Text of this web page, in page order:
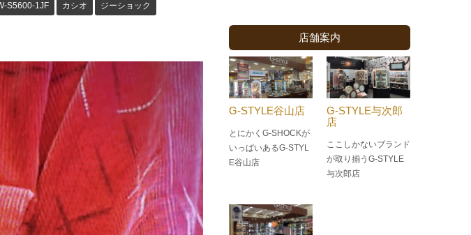
S5600-1JF カシオ ジーショック
店舗案内
G-STYLE谷山店
とにかくG-SHOCKが
いっぱいあるG-STYL
E谷山店
G-STYLE与次郎
店
ここしかないブランド
が取り揃うG-STYLE
与次郎店